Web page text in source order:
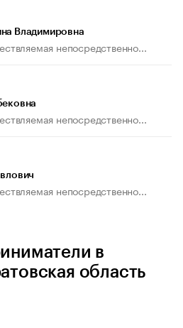
Владимировна
непосредственно...
непосредственно...
непосредственно...
в
область